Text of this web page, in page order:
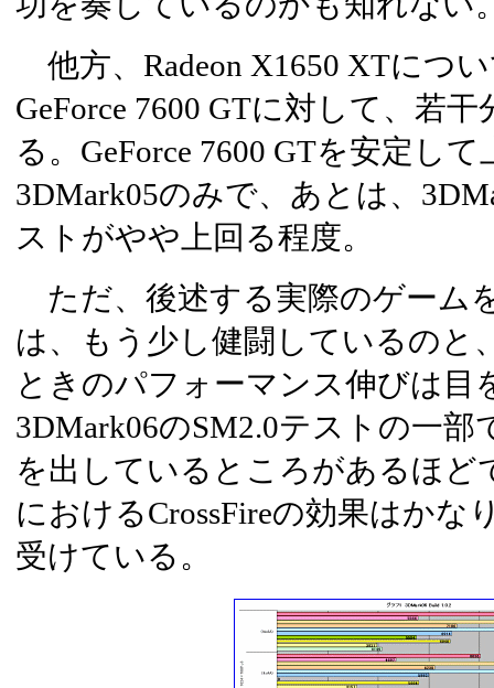
他方、Radeon X1650 XTにつ
GeForce 7600 GTに対して、若
る。GeForce 7600 GTを安定し
3DMark05のみで、あとは、
ストがやや上回る程度。
ただ、後述する実際のゲーム
は、もう少し健闘しているのと
ときのパフォーマンス伸びは目
3DMark06のSM2.0テストの一
を出しているところがあるほど
におけるCrossFireの効果はかな
受けている。